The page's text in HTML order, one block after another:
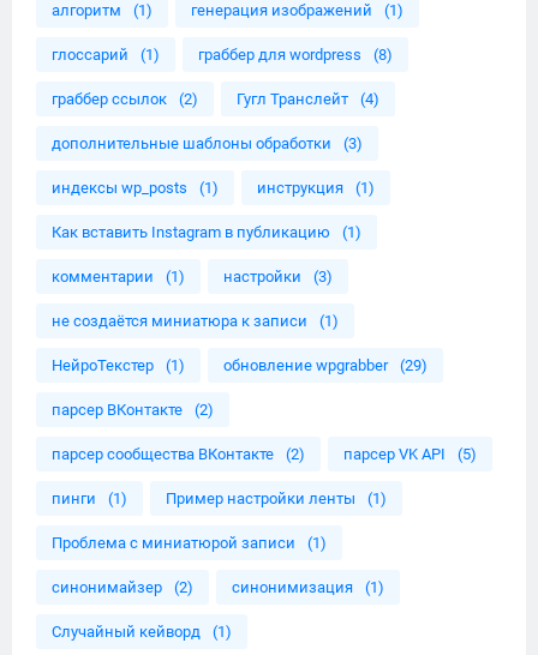
алгоритм (1) генерация изображений (1)
глоссарий (1) граббер для wordpress (8)
граббер ссылок (2) Гугл Транслейт (4)
дополнительные шаблоны обработки (3)
индексы wp_posts (1) инструкция (1)
Как вставить Instagram в публикацию (1)
комментарии (1) настройки (3)
не создаётся миниатюра к записи (1)
НейроТекстер (1) обновление wpgrabber (29)
парсер ВКонтакте (2)
парсер сообщества ВКонтакте (2) парсер VK API (5)
пинги (1) Пример настройки ленты (1)
Проблема с миниатюрой записи (1)
синонимайзер (2) синонимизация (1)
Случайный кейворд (1)